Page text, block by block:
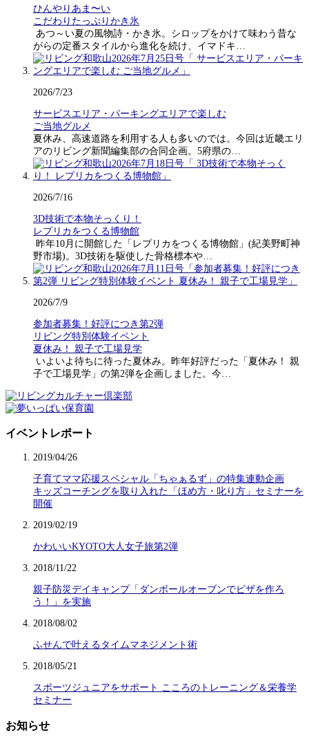
ひんやりあま〜い
こだわりたっぷりかき氷
あつ～い夏の風物詩・かき氷。シロップをかけて味わう昔な
がらの定番スタイルから進化を続け、イマドキ…
2026/7/23
サービスエリア・パーキングエリアで楽しむ
ご当地グルメ
夏休み、高速道路を利用する人も多いのでは。今回は近畿エリ
アのリビング新聞編集部の合同企画。5府県の…
2026/7/16
3D技術で本物そっくり！
レプリカをつくる博物館
昨年10月に開館した「レプリカをつくる博物館」(紀美野町神
野市場)。3D技術を駆使した骨格標本や…
2026/7/9
参加者募集！好評につき第2弾
リビング特別体験イベント
夏休み！ 親子で工場見学
いよいよ待ちに待った夏休み。昨年好評だった「夏休み！ 親
子で工場見学」の第2弾を企画しました。今…
イベントレポート
2019/04/26
子育てママ応援スペシャル「ちゃぁるず」の特集連動企画
キッズコーチングを取り入れた「ほめ方・叱り方」セミナーを
開催
2019/02/19
かわいいKYOTO大人女子旅第2弾
2018/11/22
親子防災デイキャンプ「ダンボールオーブンでピザを作ろ
う！」を実施
2018/08/02
ふせんで叶えるタイムマネジメント術
2018/05/21
スポーツジュニアをサポート こころのトレーニング＆栄養学
セミナー
お知らせ